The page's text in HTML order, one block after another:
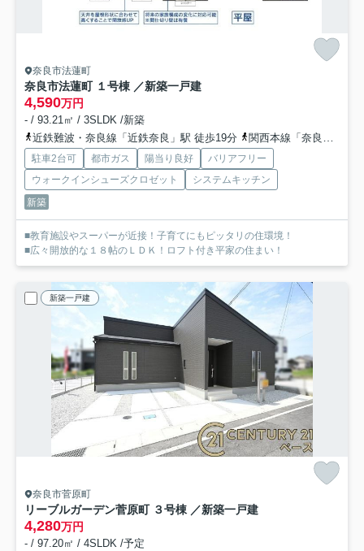
奈良市法蓮町
奈良市法蓮町 １号棟 ／新築一戸建
4,590万円
- / 93.21㎡ / 3SLDK /新築
近鉄難波・奈良線「近鉄奈良」駅 徒歩19分
関西本線「奈良」駅 バス12分 「法蓮町」 停歩2分
駐車2台可 都市ガス 陽当り良好
バリアフリー
ウォークインシューズクロゼット
システムキッチン
新築
■教育施設やスーパーが近接！子育てにもピッタリの住環境！
■広々開放的な１８帖のＬＤＫ！ロフト付き平家の住まい！
新築一戸建
奈良市菅原町
リーブルガーデン菅原町 ３号棟 ／新築一戸建
4,280万円
- / 97.20㎡ / 4SLDK /予定